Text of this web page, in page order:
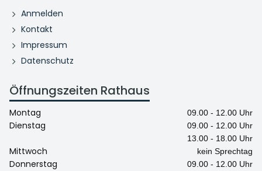
Anmelden
Kontakt
Impressum
Datenschutz
Öffnungszeiten Rathaus
Montag 09.00 - 12.00 Uhr
Dienstag
09.00 - 12.00 Uhr
13.00 - 18.00 Uhr
Mittwoch kein Sprechtag
Donnerstag
09.00 - 12.00 Uhr